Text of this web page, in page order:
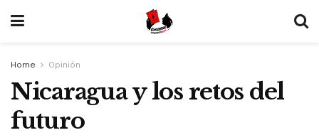
Home Opinión
Nicaragua y los retos del
futuro